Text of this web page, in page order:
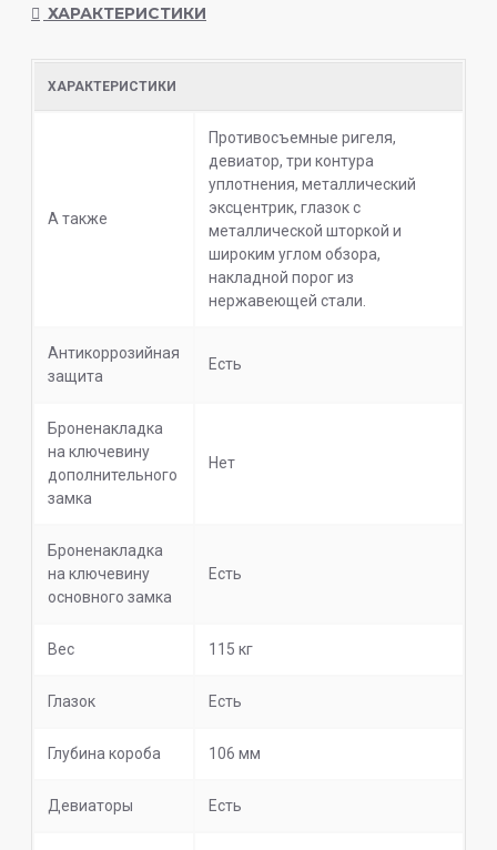
ХАРАКТЕРИСТИКИ
ХАРАКТЕРИСТИКИ
А также
Противосъемные ригеля,
девиатор, три контура
уплотнения, металлический
эксцентрик, глазок с
металлической шторкой и
широким углом обзора,
накладной порог из
нержавеющей стали.
Антикоррозийная
защита
Есть
Броненакладка
на ключевину
дополнительного
замка
Нет
Броненакладка
на ключевину
основного замка
Есть
Вес 115 кг
Глазок Есть
Глубина короба 106 мм
Девиаторы Есть